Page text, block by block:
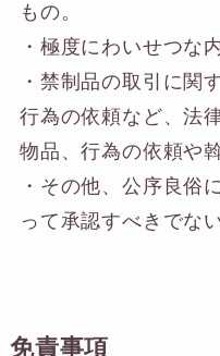
もの。
・極度にわいせつな
・禁制品の取引に関
行為の依頼など、法
物品、行為の依頼や
・その他、公序良俗
って承認すべきでな
免責事項